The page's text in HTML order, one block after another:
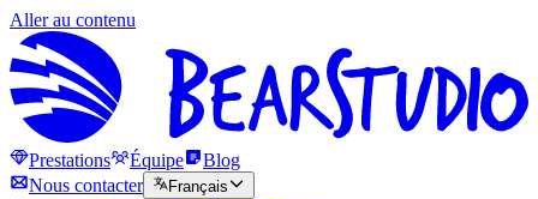
Aller au contenu
Prestations Équipe
Blog
Nous contacter
Français